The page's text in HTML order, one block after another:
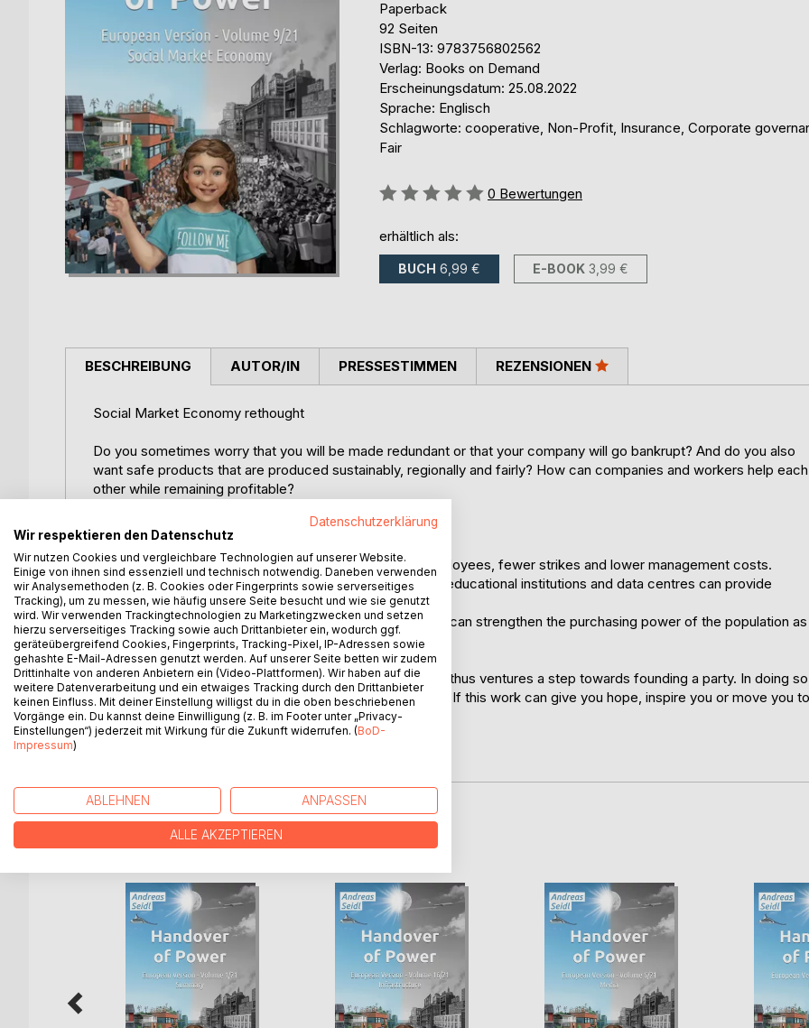
Paperback
92 Seiten
ISBN-13: 9783756802562
Verlag: Books on Demand
Erscheinungsdatum: 25.08.2022
Sprache: Englisch
Schlagworte: cooperative, Non-Profit, Insurance, Corporate
Fair
Bewertung::
0 Bewertungen
erhältlich als:
BUCH 6,99 € E-BOOK 3,99 €
BESCHREIBUNG
Social Market Economy rethought
Do you sometimes worry that you will be made redundant or that your company will go bankrupt? And do you also
want safe products that are produced sustainably, regionally and fairly? How can companies and workers help each
other while remaining profitable?
This book tells us:
... how democratic governance can produce happier employees, fewer strikes and lower management costs.
... how Tax-funded insurance and cooperation with state educational institutions and data centres can provide
stable economic strength.
... how a domestic currency with its own stock exchange can strengthen the purchasing power of the population as
well as investments in companies.
After 20 years of work on this book series, Andreas Seidl thus ventures a step towards founding a party. In doing
he entertains his readers both intellectually and visionarily. If this work can give you hope, inspire you or move you to
action, it has fulfilled its purpose.
AUTOR/IN PRESSESTIMMEN REZENSIONEN
WEITERE TITEL BEIBoD
Datenschutzerklärung
Wir respektieren den Datenschutz
Wir nutzen Cookies und vergleichbare Technologien auf unserer Website.
Einige von ihnen sind essenziell und technisch notwendig. Daneben verwenden
wir Analysemethoden (z. B. Cookies oder Fingerprints sowie serverseitiges
Tracking), um zu messen, wie häufig unsere Seite besucht und wie sie genutzt
wird. Wir verwenden Trackingtechnologien zu Marketingzwecken und setzen
hierzu serverseitiges Tracking sowie auch Drittanbieter ein, wodurch ggf.
geräteübergreifend Cookies, Fingerprints, Tracking-Pixel, IP-Adressen sowie
gehashte E-Mail-Adressen genutzt werden. Auf unserer Seite betten wir zudem
Drittinhalte von anderen Anbietern ein (Video-Plattformen). Wir haben auf die
weitere Datenverarbeitung und ein etwaiges Tracking durch den Drittanbieter
keinen Einfluss. Mit deiner Einstellung willigst du in die oben beschriebenen
Vorgänge ein. Du kannst deine Einwilligung (z. B. im Footer unter „Privacy-
Einstellungen“) jederzeit mit Wirkung für die Zukunft widerrufen. (BoD-
Impressum)
ABLEHNEN ANPASSEN
ALLE AKZEPTIEREN